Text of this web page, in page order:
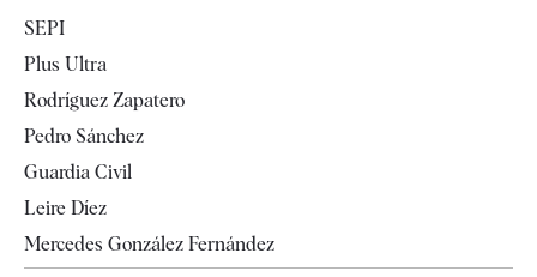
Televisión
SEPI
Plus Ultra
Rodríguez Zapatero
Pedro Sánchez
Guardia Civil
Leire Díez
Mercedes González Fernández